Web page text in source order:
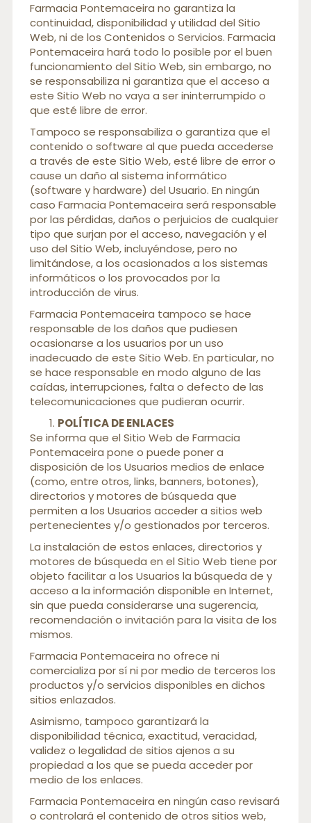
Farmacia Pontemaceira no garantiza la
continuidad, disponibilidad y utilidad del Sitio
Web, ni de los Contenidos o Servicios. Farmacia
Pontemaceira hará todo lo posible por el buen
funcionamiento del Sitio Web, sin embargo, no
se responsabiliza ni garantiza que el acceso a
este Sitio Web no vaya a ser ininterrumpido o
que esté libre de error.
Tampoco se responsabiliza o garantiza que el
contenido o software al que pueda accederse
a través de este Sitio Web, esté libre de error o
cause un daño al sistema informático
(software y hardware) del Usuario. En ningún
caso Farmacia Pontemaceira será responsable
por las pérdidas, daños o perjuicios de cualquier
tipo que surjan por el acceso, navegación y el
uso del Sitio Web, incluyéndose, pero no
limitándose, a los ocasionados a los sistemas
informáticos o los provocados por la
introducción de virus.
Farmacia Pontemaceira tampoco se hace
responsable de los daños que pudiesen
ocasionarse a los usuarios por un uso
inadecuado de este Sitio Web. En particular, no
se hace responsable en modo alguno de las
caídas, interrupciones, falta o defecto de las
telecomunicaciones que pudieran ocurrir.
POLÍTICA DE ENLACES
Se informa que el Sitio Web de Farmacia
Pontemaceira pone o puede poner a
disposición de los Usuarios medios de enlace
(como, entre otros, links, banners, botones),
directorios y motores de búsqueda que
permiten a los Usuarios acceder a sitios web
pertenecientes y/o gestionados por terceros.
La instalación de estos enlaces, directorios y
motores de búsqueda en el Sitio Web tiene por
objeto facilitar a los Usuarios la búsqueda de y
acceso a la información disponible en Internet,
sin que pueda considerarse una sugerencia,
recomendación o invitación para la visita de los
mismos.
Farmacia Pontemaceira no ofrece ni
comercializa por sí ni por medio de terceros los
productos y/o servicios disponibles en dichos
sitios enlazados.
Asimismo, tampoco garantizará la
disponibilidad técnica, exactitud, veracidad,
validez o legalidad de sitios ajenos a su
propiedad a los que se pueda acceder por
medio de los enlaces.
Farmacia Pontemaceira en ningún caso revisará
o controlará el contenido de otros sitios web,